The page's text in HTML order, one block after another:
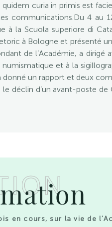
curia in primis est
communications.Du 4 au
à la Scuola superiore di
à Bologne et présenté
de l’Académie, a dirigé
et à la
donné un rapport et deux
déclin d’un avant-poste
en cours, sur la vie de